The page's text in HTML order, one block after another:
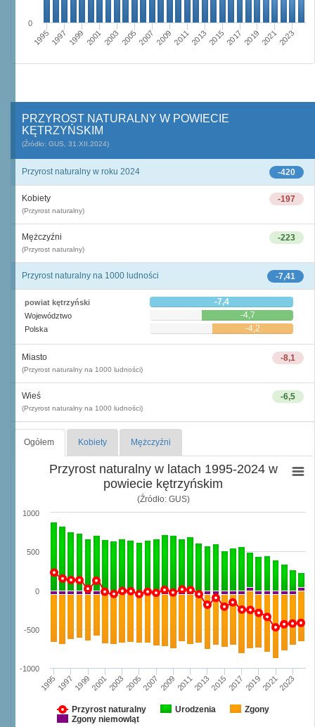
19951997 1999 20012003 20052007 20092011201320152017 201920212023
0
PRZYROST NATURALNY W POWIECIE
KĘTRZYŃSKIM
(Źródło: GUS, 31.XII.2024)
-420
Przyrost naturalny w roku 2024
-197
Kobiety
(Przyrost naturalny)
-223
Mężczyźni
(Przyrost naturalny)
-7,41
Przyrost naturalny na 1000 ludności
powiat kętrzyński -7,4
Województwo -4,7
Polska -4,2
-8,1
Miasto
(Przyrost naturalny na 1000 ludności)
-6,5
Wieś
(Przyrost naturalny na 1000 ludności)
Ogółem Kobiety Mężczyźni
Przyrost naturalny w latach 1995-2024 w
powiecie kętrzyńskim
(Źródło: GUS)
Przyrost naturalny Urodzenia
Zgony
Zgony niemowląt
1995199719992001200320052007 20092011201320152017 201920212023
-1000
-500
0
500
1000